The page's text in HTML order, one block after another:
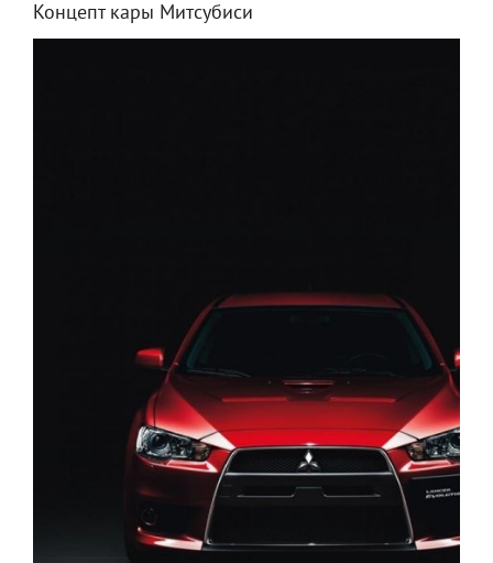
Концепт кары Митсубиси